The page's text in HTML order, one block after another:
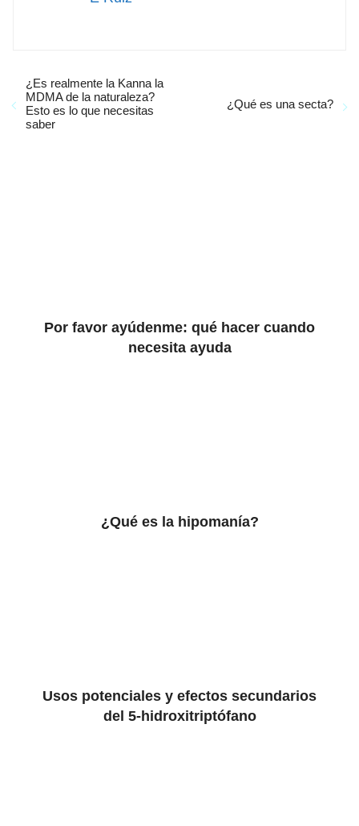
¿Es realmente la Kanna la
MDMA de la naturaleza?
Esto es lo que necesitas
saber
¿Qué es una secta?
Por favor ayúdenme: qué hacer cuando
necesita ayuda
¿Qué es la hipomanía?
Usos potenciales y efectos secundarios
del 5-hidroxitriptófano